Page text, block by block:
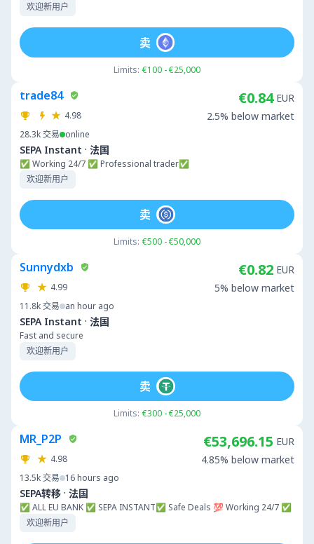
欢迎新用户
Limits: €100 - €25,000
卖
trade84
4.98
28.3k交易 online
SEPA Instant · 法国
✅ Working 24/7 ✅ Professional trader✅
欢迎新用户
€0.84 EUR
2.5% below market
Limits: €500 - €50,000
卖
Sunnydxb
4.99
11.8k交易 an hour ago
SEPA Instant · 法国
Fast and secure
欢迎新用户
€0.82 EUR
5% below market
Limits: €300 - €25,000
卖
MR_P2P
4.98
13.5k交易 16 hours ago
SEPA转移 · 法国
✅ ALL EU BANK ✅ SEPA INSTANT✅ Safe Deals 💯 Working 24/7 ✅
欢迎新用户
€53,696.15 EUR
4.85% below market